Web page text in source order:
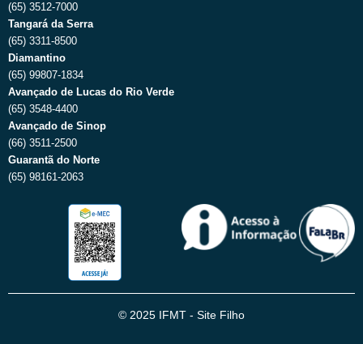
(65) 3512-7000
Tangará da Serra
(65) 3311-8500
Diamantino
(65) 99807-1834
Avançado de Lucas do Rio Verde
(65) 3548-4400
Avançado de Sinop
(66) 3511-2500
Guarantã do Norte
(65) 98161-2063
© 2025 IFMT - Site Filho